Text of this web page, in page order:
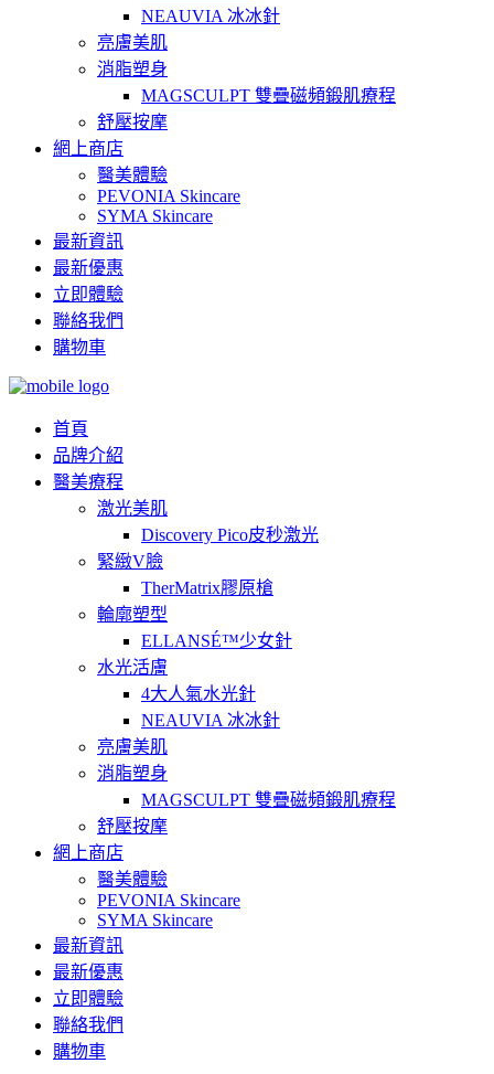
NEAUVIA 冰冰針
亮膚美肌
消脂塑身
MAGSCULPT 雙疊磁頻鍛肌療程
舒壓按摩
網上商店
醫美體驗
PEVONIA Skincare
SYMA Skincare
最新資訊
最新優惠
立即體驗
聯絡我們
購物車
首頁
品牌介紹
醫美療程
激光美肌
Discovery Pico皮秒激光
緊緻V臉
TherMatrix膠原槍
輪廓塑型
ELLANSÉ™少女針
水光活膚
4大人氣水光針
NEAUVIA 冰冰針
亮膚美肌
消脂塑身
MAGSCULPT 雙疊磁頻鍛肌療程
舒壓按摩
網上商店
醫美體驗
PEVONIA Skincare
SYMA Skincare
最新資訊
最新優惠
立即體驗
聯絡我們
購物車